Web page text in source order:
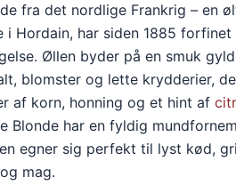
fra det nordlige Frankrig – en
i Hordain, har siden 1885
Øllen byder på en smuk
blomster og lette krydderier,
af korn, honning og et hint af
Blonde har en fyldig
egner sig perfekt til lyst kød,
mag.